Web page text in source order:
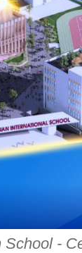
School -